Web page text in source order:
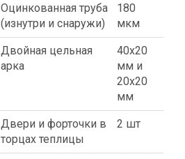
Оцинкованная труба
(изнутри и снаружи)
180
мкм
Двойная цельная
арка
40х20
мм и
20х20
мм
Двери и форточки в
торцах теплицы
2 шт